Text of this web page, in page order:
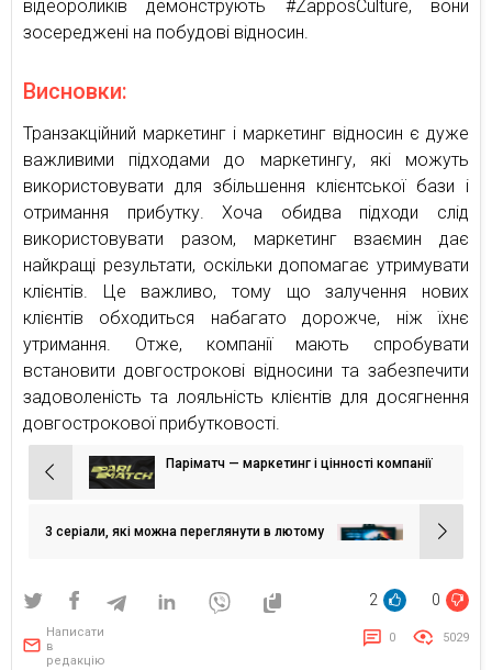
відеороликів демонструють #ZapposCulture, вони
зосереджені на побудові відносин.
Висновки:
Транзакційний маркетинг і маркетинг відносин є дуже
важливими підходами до маркетингу, які можуть
використовувати для збільшення клієнтської бази і
отримання прибутку. Хоча обидва підходи слід
використовувати разом, маркетинг взаємин дає
найкращі результати, оскільки допомагає утримувати
клієнтів. Це важливо, тому що залучення нових
клієнтів обходиться набагато дорожче, ніж їхнє
утримання. Отже, компанії мають спробувати
встановити довгострокові відносини та забезпечити
задоволеність та лояльність клієнтів для досягнення
довгострокової прибутковості.
Навігація
записів
Паріматч — маркетинг і цінності компанії
3 серіали, які можна переглянути в лютому
2 0
Написати
в
редакцію
0 5029